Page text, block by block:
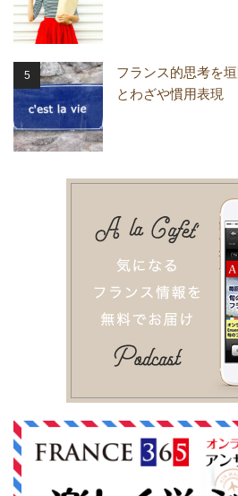
フランス的思考を
とわざや慣用表現